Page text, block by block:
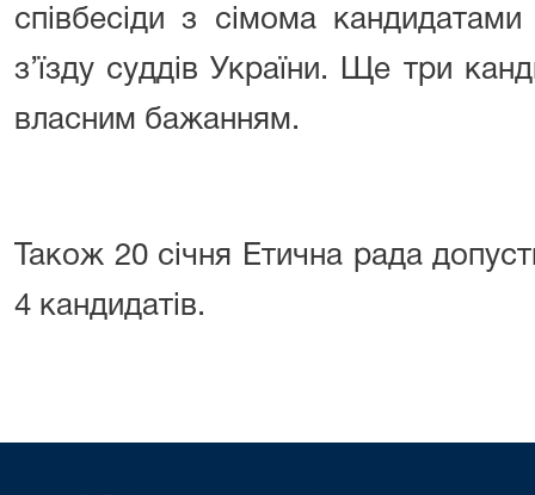
співбесіди з сімома
з’їзду суддів України. Ще три
власним бажанням.
Також 20 січня Етична рада
4 кандидатів.